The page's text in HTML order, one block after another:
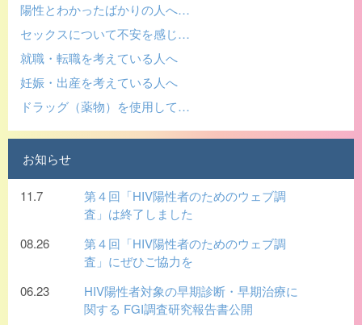
陽性とわかったばかりの人へ…
セックスについて不安を感じ…
就職・転職を考えている人へ
妊娠・出産を考えている人へ
ドラッグ（薬物）を使用して…
お知らせ
11.7
第４回「HIV陽性者のためのウェブ調
査」は終了しました
08.26
第４回「HIV陽性者のためのウェブ調
査」にぜひご協力を
06.23
HIV陽性者対象の早期診断・早期治療に
関する FGI調査研究報告書公開